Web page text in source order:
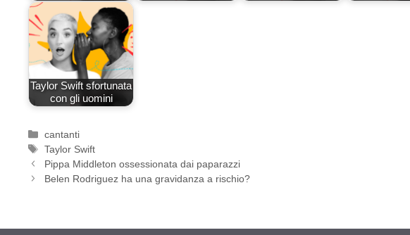
Taylor Swift sfortunata
con gli uomini
Categorie
cantanti
Tag
Taylor Swift
Pippa Middleton ossessionata dai paparazzi
Belen Rodriguez ha una gravidanza a rischio?